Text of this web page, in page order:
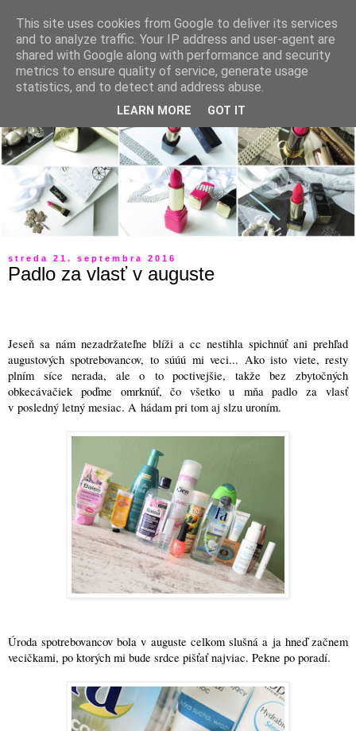
streda 21. septembra 2016
Padlo za vlasť v auguste
Jeseň sa nám nezadržateľne blíži a cc nestihla spichnúť ani prehľad
augustových spotrebovancov, to súúú mi veci... Ako isto viete, resty
plním síce nerada, ale o to poctivejšie, takže bez zbytočných
obkecávačiek poďme omrknúť, čo všetko u mňa padlo za vlasť
v posledný letný mesiac. A hádam pri tom aj slzu uroním.
Úroda spotrebovancov bola v auguste celkom slušná a ja hneď začnem
vecičkami, po ktorých mi bude srdce pišťať najviac. Pekne po poradí.
This site uses cookies from Google to deliver its services
and to analyze traffic. Your IP address and user-agent are
shared with Google along with performance and security
metrics to ensure quality of service, generate usage
statistics, and to detect and address abuse.
LEARN MORE GOT IT